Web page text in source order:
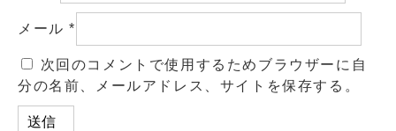
メール*
次回のコメントで使用するためブラウザーに自
分の名前、メールアドレス、サイトを保存する。